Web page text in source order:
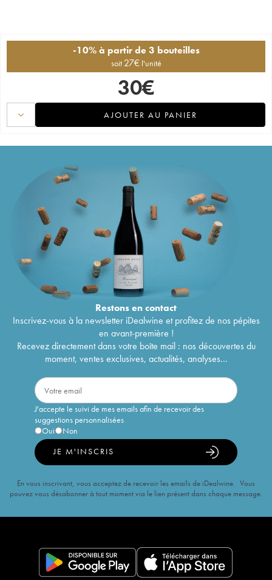
-10% à partir de 3 bouteilles
soit 27€ l'unité
30€
AJOUTER AU PANIER
Restons encontact
Inscrivez-vous à la newsletter iDealwine et profitez de nos pépites
en avant-première !
Recevez directement dans votre boîte mail : nos découvertes du
moment, ventes exclusives, actualités, analyses...
J'accepte le suivi de mes emails afin de recevoir des
suggestions personnalisées
Oui
Non
JE M'INSCRIS
En vous inscrivant, vous acceptez de recevoir les emails de iDealwine. Vous
pouvez vous désabonner à tout moment via le lien présent dans chaque message.